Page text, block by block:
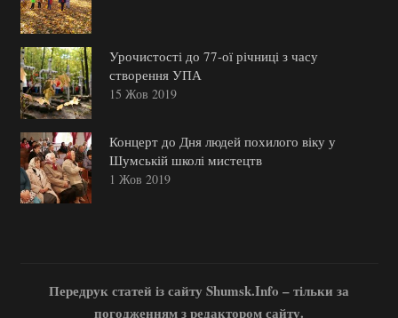
Урочистості до 77-ої річниці з часу
створення УПА
15 Жов 2019
Концерт до Дня людей похилого віку у
Шумській школі мистецтв
1 Жов 2019
Передрук статей із сайту Shumsk.Info – тільки за
погодженням з редактором сайту.